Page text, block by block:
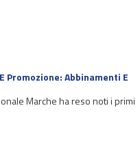
Promozione: Abbinamenti E
Marche ha reso noti i primi